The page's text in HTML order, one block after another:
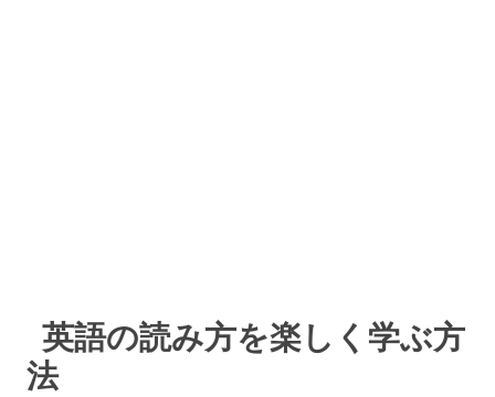
英語の読み方を楽しく学ぶ方
法